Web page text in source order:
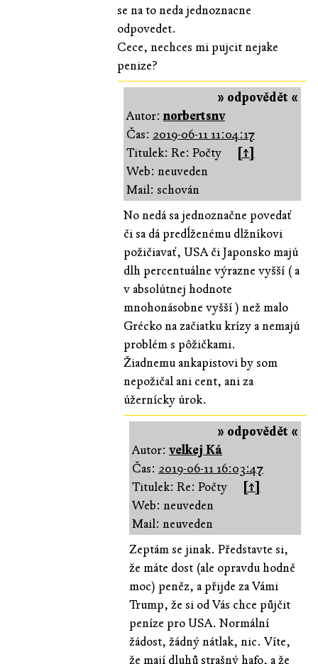
se na to neda jednoznacne
odpovedet.
Cece, nechces mi pujcit nejake
penize?
» odpovědět «
Autor:norbertsnv
Čas: 2019-06-11 11:04:17
Titulek: Re: Počty
[↑]
Web: neuveden
Mail: schován
No nedá sa jednoznačne povedať
či sa dá predĺženému dlžníkovi
požičiavať, USA či Japonsko majú
dlh percentuálne výrazne vyšší ( a
v absolútnej hodnote
mnohonásobne vyšší ) než malo
Grécko na začiatku krízy a nemajú
problém s pôžičkami.
Žiadnemu ankapistovi by som
nepožičal ani cent, ani za
úžernícky úrok.
» odpovědět «
Autor:velkej Ká
Čas: 2019-06-11 16:03:47
Titulek: Re: Počty
[↑]
Web: neuveden
Mail: neuveden
Zeptám se jinak. Představte si,
že máte dost (ale opravdu hodně
moc) peněz, a přijde za Vámi
Trump, že si od Vás chce půjčit
peníze pro USA. Normální
žádost, žádný nátlak, nic. Víte,
že mají dluhů strašný hafo, a že